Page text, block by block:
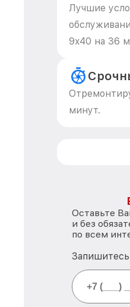
Лучшие
9x40 на 36
минут.
Оставьте
и без
по всем